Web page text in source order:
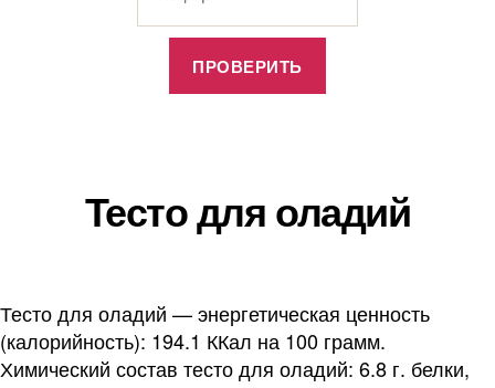
Тесто для оладий
Тесто для оладий — энергетическая ценность
(калорийность): 194.1 ККал на 100 грамм.
Химический состав тесто для оладий: 6.8 г. белки,